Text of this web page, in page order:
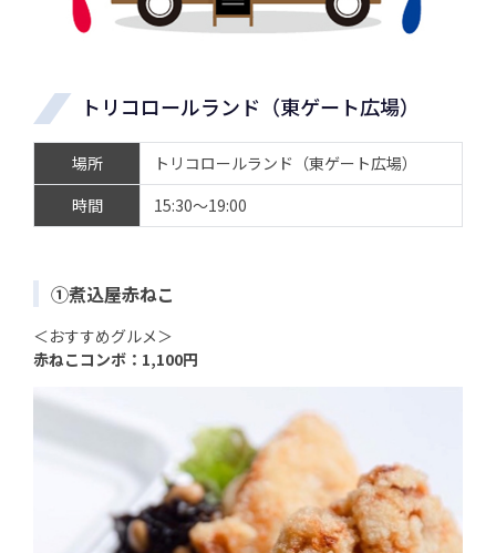
トリコロールランド（東ゲート広場）
場所
トリコロールランド（東ゲート広場）
時間
15:30～19:00
①煮込屋赤ねこ
＜おすすめグルメ＞
赤ねこコンボ：1,100円